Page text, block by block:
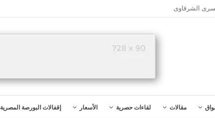
الشرقاوى
مقالات لقاءات حصرية الأسعار إقفالات البورصة المصرية